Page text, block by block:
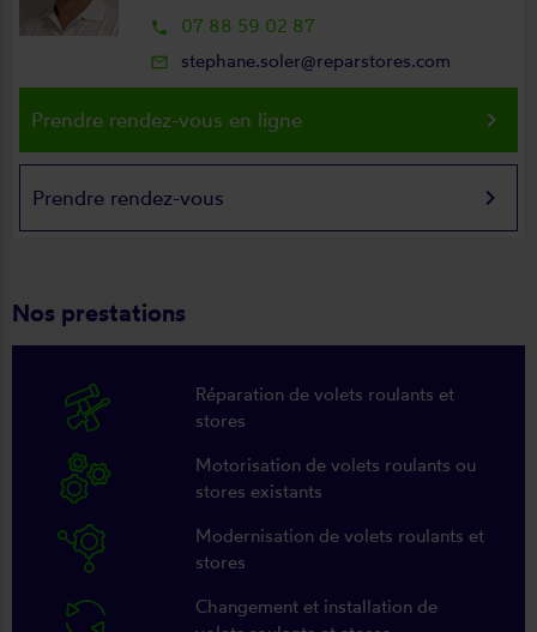
local_phone 07 88 59 02 87
mail_outline stephane.soler@reparstores.com
Prendre rendez-vous en ligne keyboard_arrow_right
Prendre rendez-vous keyboard_arrow_right
Nos prestations
Réparation de volets roulants et
stores
Motorisation de volets roulants ou
stores existants
Modernisation de volets roulants et
stores
Changement et installation de